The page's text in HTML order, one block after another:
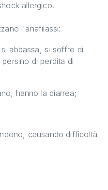
allergico.
l'anafilassi:
abbassa, si soffre di
di perdita di
hanno la diarrea;
causando difficoltà